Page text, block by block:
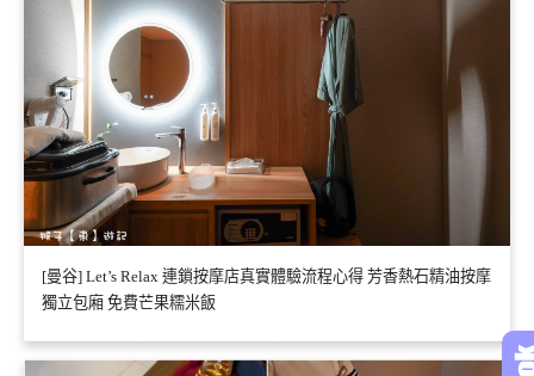
[曼谷] Let’s Relax 連鎖按摩店真實體驗流程心得 芳香熱石精油按摩
獨立包廂 免費芒果糯米飯